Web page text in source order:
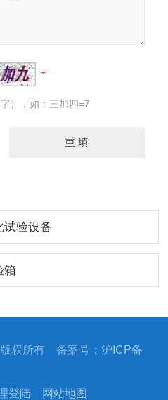
），如：三加四=7
试验设备
箱
版权所有 备案号：沪ICP备
登陆 网站地图